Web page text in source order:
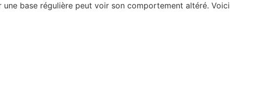
base régulière peut voir son comportement altéré. Voici